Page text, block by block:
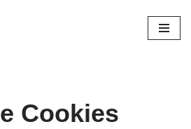
Cookies